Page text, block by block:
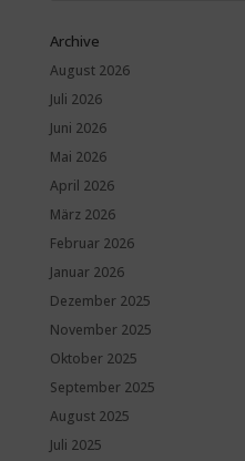
Archive
August 2026
Juli 2026
Juni 2026
Mai 2026
April 2026
März 2026
Februar 2026
Januar 2026
Dezember 2025
November 2025
Oktober 2025
September 2025
August 2025
Juli 2025